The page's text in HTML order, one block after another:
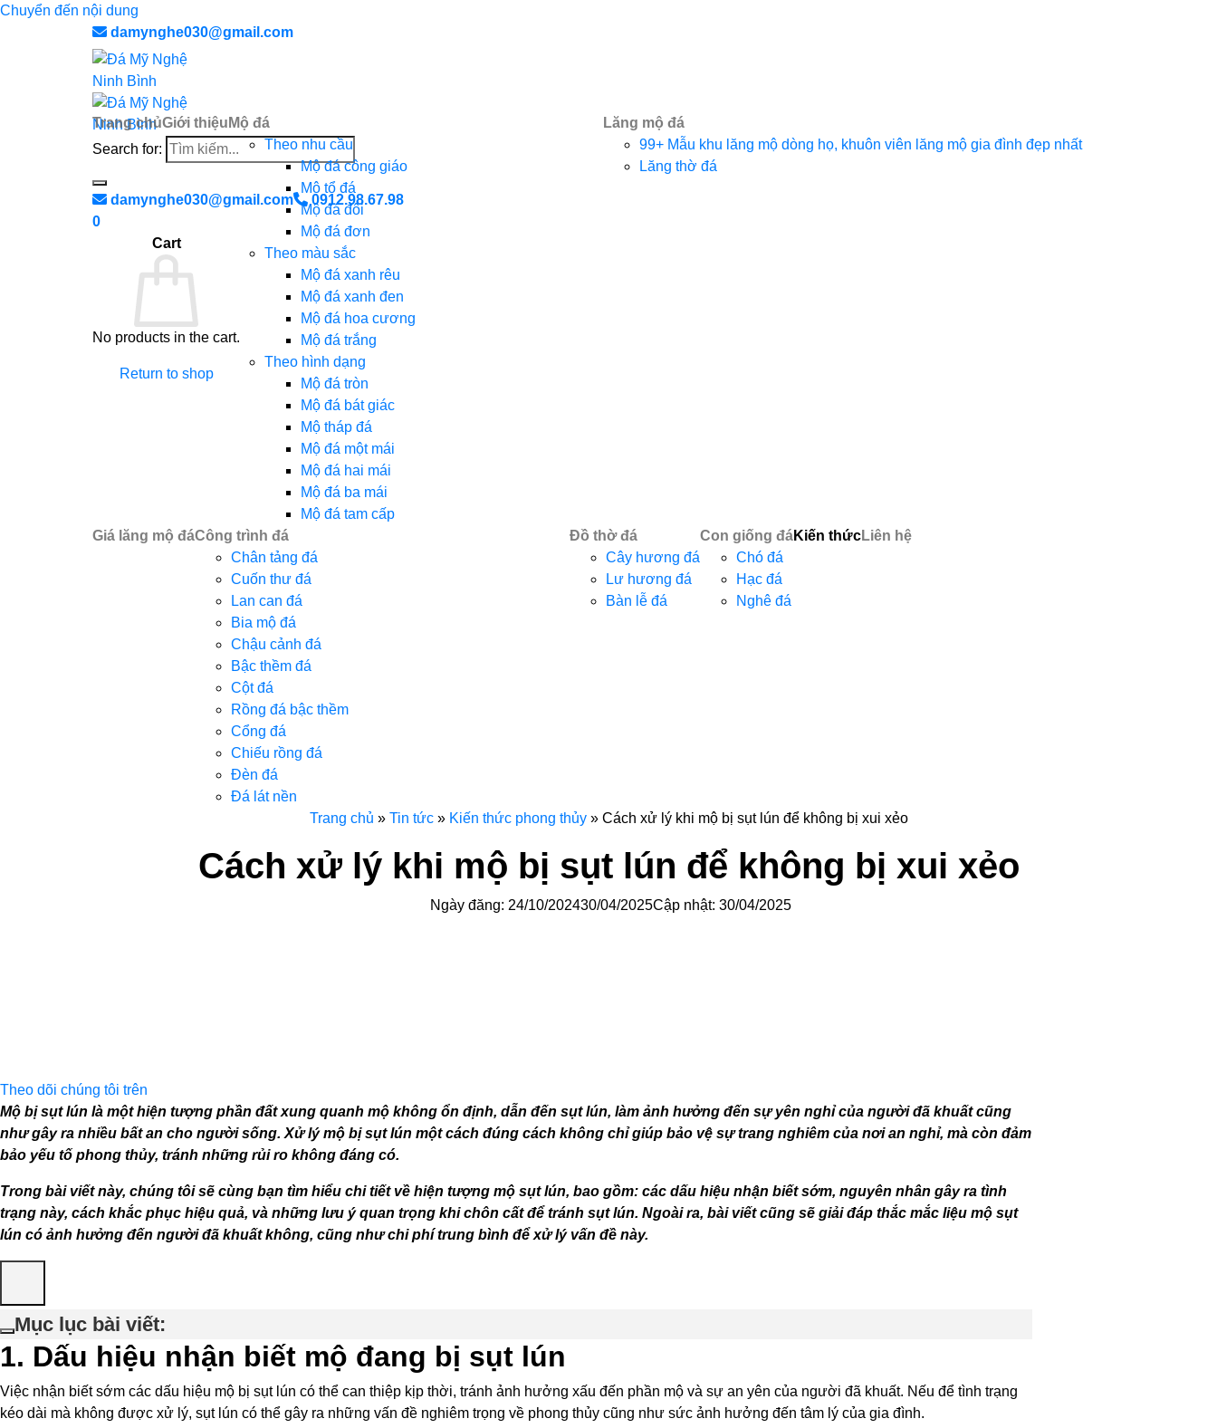
Chuyển đến nội dung
damynghe030@gmail.com
Search for:
damynghe030@gmail.com
0912.98.67.98
0
Cart
No products in the cart.
Return to shop
Trang chủGiới thiệu Mộ đá
Theo nhu cầu
Mộ đá công giáo
Mộ tổ đá
Mộ đá đôi
Mộ đá đơn
Theo màu sắc
Mộ đá xanh rêu
Mộ đá xanh đen
Mộ đá hoa cương
Mộ đá trắng
Theo hình dạng
Mộ đá tròn
Mộ đá bát giác
Mộ tháp đá
Mộ đá một mái
Mộ đá hai mái
Mộ đá ba mái
Mộ đá tam cấp
Lăng mộ đá
99+ Mẫu khu lăng mộ dòng họ, khuôn viên lăng mộ gia đình đẹp nhất
Lăng thờ đá
Giá lăng mộ đáCông trình đá
Chân tảng đá
Cuốn thư đá
Lan can đá
Bia mộ đá
Chậu cảnh đá
Bậc thềm đá
Cột đá
Rồng đá bậc thềm
Cổng đá
Chiếu rồng đá
Đèn đá
Đá lát nền
Đồ thờ đá
Cây hương đá
Lư hương đá
Bàn lễ đá
Con giống đá
Chó đá
Hạc đá
Nghê đá
Kiến thứcLiên hệ
Trang chủ » Tin tức» Kiến thức phong thủy» Cách xử lý khi mộ bị sụt lún để không bị xui xẻo
Cách xử lý khi mộ bị sụt lún để không bị xui xẻo
Ngày đăng: 24/10/202430/04/2025Cập nhật: 30/04/2025
Theo dõi chúng tôi trên
Mộ bị sụt lún là một hiện tượng phần đất xung quanh mộ không ổn định, dẫn đến sụt lún, làm ảnh hưởng đến sự yên nghỉ của người đã khuất cũng
như gây ra nhiều bất an cho người sống. Xử lý mộ bị sụt lún một cách đúng cách không chỉ giúp bảo vệ sự trang nghiêm của nơi an nghỉ, mà còn đảm
bảo yếu tố phong thủy, tránh những rủi ro không đáng có.
Trong bài viết này, chúng tôi sẽ cùng bạn tìm hiểu chi tiết về hiện tượng mộ sụt lún, bao gồm: các dấu hiệu nhận biết sớm, nguyên nhân gây ra tình
trạng này, cách khắc phục hiệu quả, và những lưu ý quan trọng khi chôn cất để tránh sụt lún. Ngoài ra, bài viết cũng sẽ giải đáp thắc mắc liệu mộ sụt
lún có ảnh hưởng đến người đã khuất không, cũng như chi phí trung bình để xử lý vấn đề này.
Mục lục bài viết:
1. Dấu hiệu nhận biết mộ đang bị sụt lún
Việc nhận biết sớm các dấu hiệu mộ bị sụt lún có thể can thiệp kịp thời, tránh ảnh hưởng xấu đến phần mộ và sự an yên của người đã khuất. Nếu để tình trạng
kéo dài mà không được xử lý, sụt lún có thể gây ra những vấn đề nghiêm trọng về phong thủy cũng như sức ảnh hưởng đến tâm lý của gia đình.